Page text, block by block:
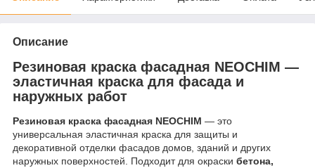
Описание
Резиновая краска фасадная NEOCHIM —
эластичная краска для фасада и
наружных работ
Резиновая краска фасадная NEOCHIM — это
универсальная эластичная краска для защиты и
декоративной отделки фасадов домов, зданий и других
наружных поверхностей. Подходит для окраски бетона,